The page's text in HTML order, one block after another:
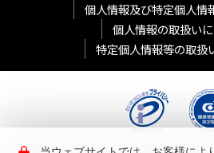
個人情報及び特定個人情
個人情報の取扱い
特定個人情報等の取扱